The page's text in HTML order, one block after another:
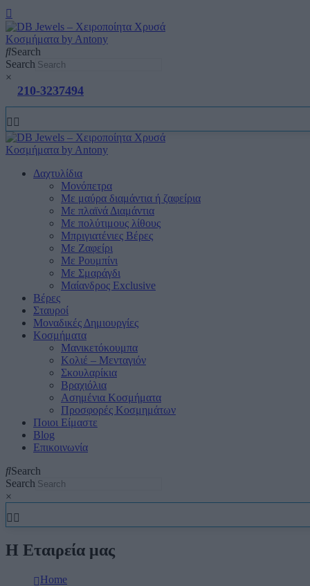
Search
Search
×
210-3237494
Δαχτυλίδια
Μονόπετρα
Mε μαύρα διαμάντια ή ζαφείρια
Mε πλαϊνά Διαμάντια
Mε πολύτιμους λίθους
Μπριγιατένιες Βέρες
Με Ζαφείρι
Με Ρουμπίνι
Με Σμαράγδι
Μαίανδρος Exclusive
Βέρες
Σταυροί
Μοναδικές Δημιουργίες
Κοσμήματα
Μανικετόκουμπα
Κολιέ – Μενταγιόν
Σκουλαρίκια
Βραχιόλια
Ασημένια Κοσμήματα
Προσφορές Κοσμημάτων
Ποιοι Είμαστε
Blog
Επικοινωνία
Search
Search
×
Η Εταιρεία μας
Home